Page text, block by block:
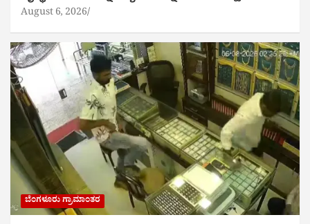
August 6, 2026
ಬೆಂಗಳೂರು ಗ್ರಾಮಾಂತರ